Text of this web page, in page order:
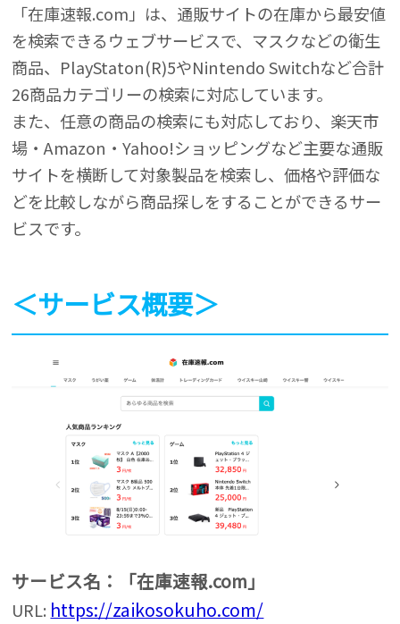
「在庫速報.com」は、通販サイトの在庫から最安値
を検索できるウェブサービスで、マスクなどの衛生
商品、PlayStaton(R)5やNintendo Switchなど合計
26商品カテゴリーの検索に対応しています。
また、任意の商品の検索にも対応しており、楽天市
場・Amazon・Yahoo!ショッピングなど主要な通販
サイトを横断して対象製品を検索し、価格や評価な
どを比較しながら商品探しをすることができるサー
ビスです。
＜サービス概要＞
サービス名：「在庫速報.com」
URL: https://zaikosokuho.com/